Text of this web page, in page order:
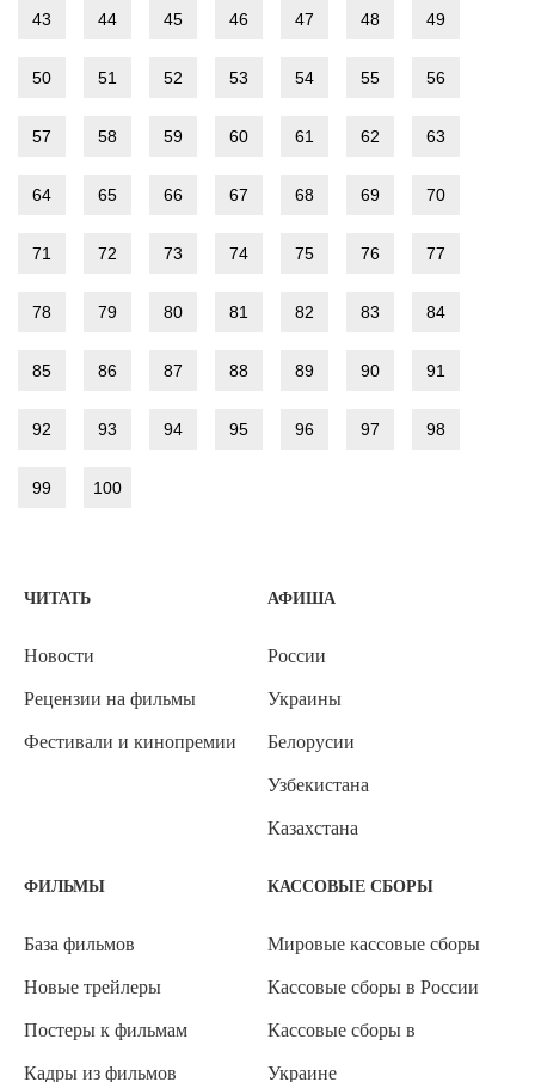
43 44 45 46 47 48 49
50 51 52 53 54 55 56
57 58 59 60 61 62 63
64 65 66 67 68 69 70
71 72 73 74 75 76 77
78 79 80 81 82 83 84
85 86 87 88 89 90 91
92 93 94 95 96 97 98
99 100
ЧИТАТЬ
Новости
Рецензии на фильмы
Фестивали и кинопремии
АФИША
России
Украины
Белорусии
Узбекистана
Казахстана
ФИЛЬМЫ
База фильмов
Новые трейлеры
Постеры к фильмам
Кадры из фильмов
КАССОВЫЕ СБОРЫ
Мировые кассовые сборы
Кассовые сборы в России
Кассовые сборы в
Украине